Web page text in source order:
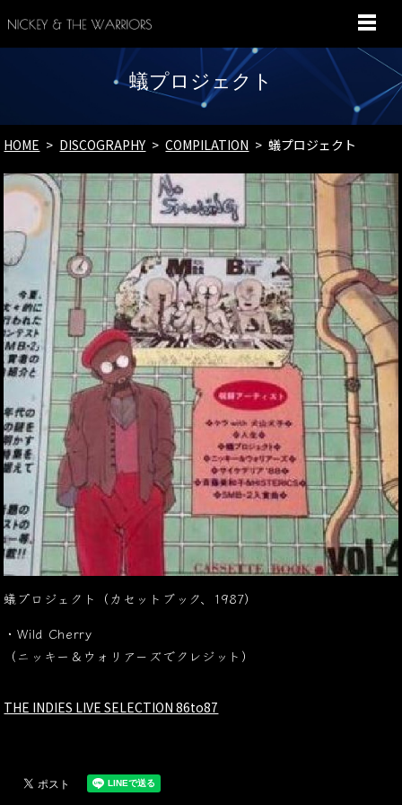
MENU
蟻プロジェクト
HOME DISCOGRAPHY COMPILATION 蟻プロジェクト
蟻プロジェクト（カセットブック、1987）
・Wild Cherry
（ニッキー＆ウォリア－ズでクレジット）
THE INDIES LIVE SELECTION 86to87